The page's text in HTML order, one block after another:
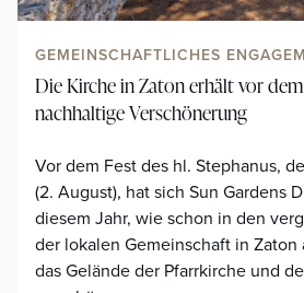
GEMEINSCHAFTLICHES
Die Kirche in Zaton erhält vor
nachhaltige Verschönerung
Vor dem Fest des hl. Stephanus,
(2. August), hat sich Sun Gardens
diesem Jahr, wie schon in den
der lokalen Gemeinschaft in Zaton
das Gelände der Pfarrkirche und